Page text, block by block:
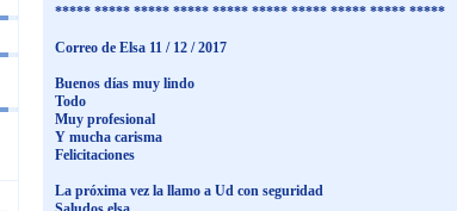
***** ***** ***** ***** ***** ***** ***** ***** ***** *****
Correo de Elsa 11 / 12 / 2017
Buenos días muy lindo
Todo
Muy profesional
Y mucha carisma
Felicitaciones
La próxima vez la llamo a Ud con seguridad